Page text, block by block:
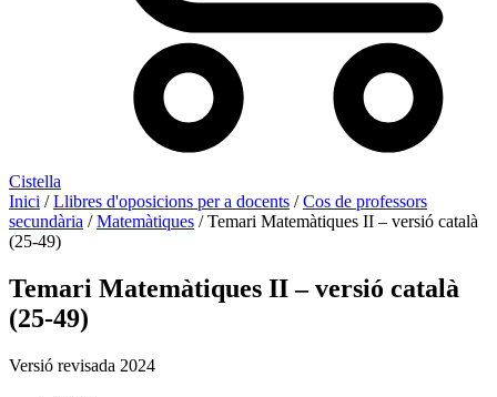
Cistella
Inici /Llibres d'oposicions per a docents /Cos de professors
secundària /Matemàtiques / Temari Matemàtiques II – versió català
(25-49)
Temari Matemàtiques II – versió català
(25-49)
Versió revisada 2024